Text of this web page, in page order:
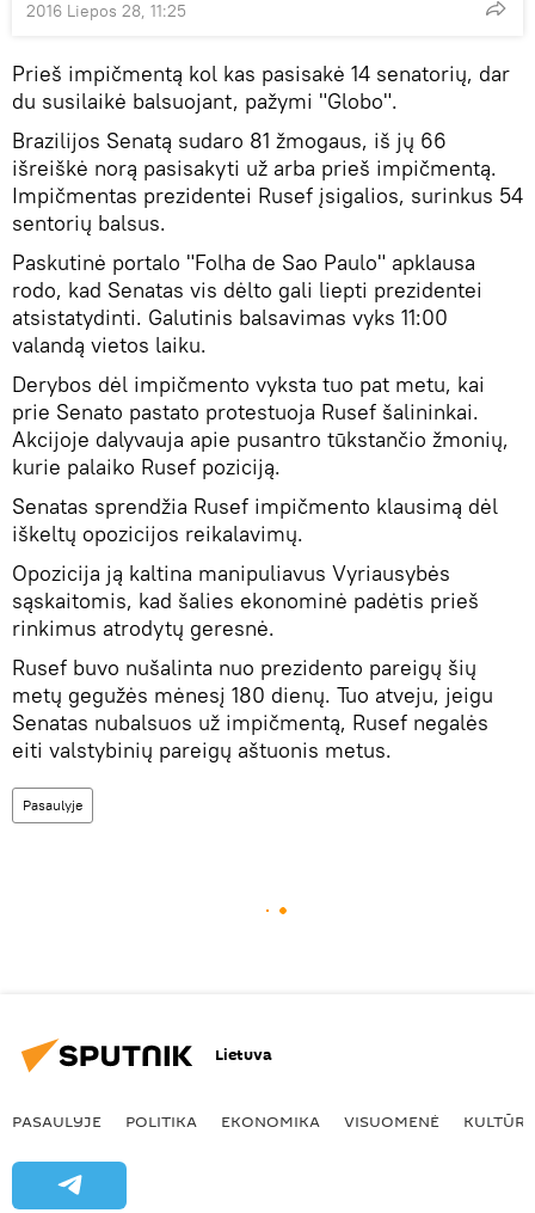
2016 Liepos 28, 11:25
Prieš impičmentą kol kas pasisakė 14 senatorių, dar
du susilaikė balsuojant, pažymi "Globo".
Brazilijos Senatą sudaro 81 žmogaus, iš jų 66
išreiškė norą pasisakyti už arba prieš impičmentą.
Impičmentas prezidentei Rusef įsigalios, surinkus 54
sentorių balsus.
Paskutinė portalo "Folha de Sao Paulo" apklausa
rodo, kad Senatas vis dėlto gali liepti prezidentei
atsistatydinti. Galutinis balsavimas vyks 11:00
valandą vietos laiku.
Derybos dėl impičmento vyksta tuo pat metu, kai
prie Senato pastato protestuoja Rusef šalininkai.
Akcijoje dalyvauja apie pusantro tūkstančio žmonių,
kurie palaiko Rusef poziciją.
Senatas sprendžia Rusef impičmento klausimą dėl
iškeltų opozicijos reikalavimų.
Opozicija ją kaltina manipuliavus Vyriausybės
sąskaitomis, kad šalies ekonominė padėtis prieš
rinkimus atrodytų geresnė.
Rusef buvo nušalinta nuo prezidento pareigų šių
metų gegužės mėnesį 180 dienų. Tuo atveju, jeigu
Senatas nubalsuos už impičmentą, Rusef negalės
eiti valstybinių pareigų aštuonis metus.
Pasaulyje
Lietuva
PASAULYJE POLITIKA EKONOMIKA VISUOMENĖ KULTŪRA